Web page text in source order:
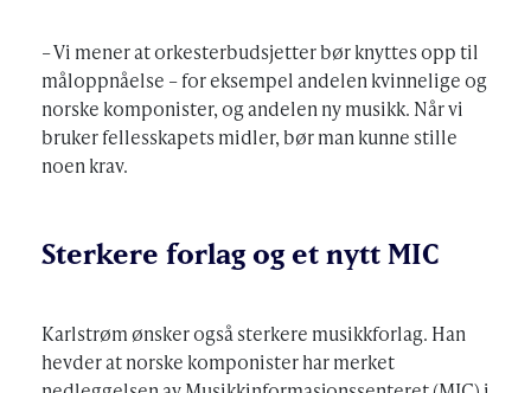
– Vi mener at orkesterbudsjetter bør knyttes opp til
måloppnåelse – for eksempel andelen kvinnelige og
norske komponister, og andelen ny musikk. Når vi
bruker fellesskapets midler, bør man kunne stille
noen krav.
Sterkere forlag og et nytt MIC
Karlstrøm ønsker også sterkere musikkforlag. Han
hevder at norske komponister har merket